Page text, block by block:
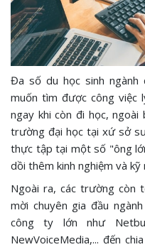
Đa số du học sinh ngành
muốn tìm được công việc
ngay khi còn đi học,
trường đại học tại xứ sở
thực tập tại một số "ông
dồi thêm kinh nghiệm và kỹ
Ngoài ra, các trường còn
mời chuyên gia đầu
công ty lớn như
NewVoiceMedia,... đến